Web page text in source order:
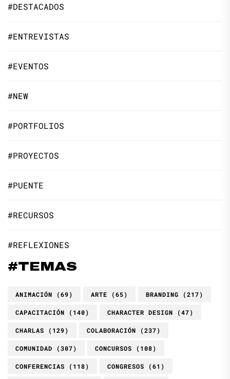
#DESTACADOS
#ENTREVISTAS
#EVENTOS
#NEW
#PORTFOLIOS
#PROYECTOS
#PUENTE
#RECURSOS
#REFLEXIONES
#TEMAS
ANIMACIÓN (69) ARTE (65) BRANDING (217)
CAPACITACIÓN (140) CHARACTER DESIGN (47)
CHARLAS (129) COLABORACIÓN (237)
COMUNIDAD (307) CONCURSOS (108)
CONFERENCIAS (118) CONGRESOS (61)